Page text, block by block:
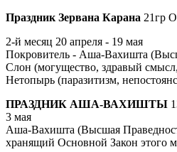
Праздник Зервана Карана 21гр
2-й месяц 20 апреля - 19 мая
Покровитель - Аша-Вахишта
Слон (могущество, здравый
Нетопырь (паразитизм,
ПРАЗДНИК АША-ВАХИШТЫ
3 мая
Аша-Вахишта (Высшая
хранящий Основной Закон этого